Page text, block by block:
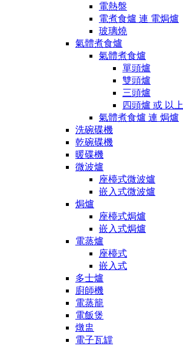
電熱盤
電煮食爐 連 電焗爐
玻璃燒
氣體煮食爐
氣體煮食爐
單頭爐
雙頭爐
三頭爐
四頭爐 或 以上
氣體煮食爐 連 焗爐
洗碗碟機
乾碗碟機
暖碟機
微波爐
座檯式微波爐
嵌入式微波爐
焗爐
座檯式焗爐
嵌入式焗爐
電蒸爐
座檯式
嵌入式
多士爐
廚師機
電蒸籠
電飯煲
燉盅
電子瓦罉